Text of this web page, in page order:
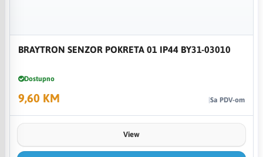
BRAYTRON SENZOR POKRETA 01 IP44 BY31-03010
Dostupno
9,60 KM Sa PDV-om
View